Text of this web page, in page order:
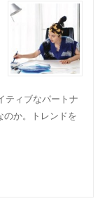
ティブなパートナ
のか。トレンドを